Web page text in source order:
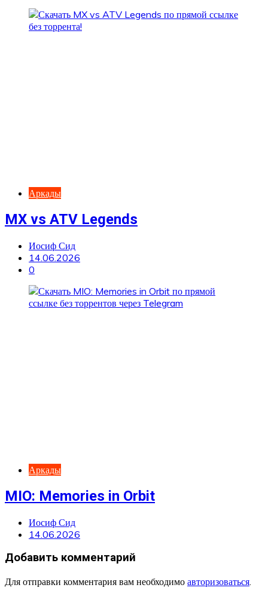
Аркады
MX vs ATV Legends
Иосиф Сид
14.06.2026
0
Аркады
MIO: Memories in Orbit
Иосиф Сид
14.06.2026
Добавить комментарий
Для отправки комментария вам необходимо авторизоваться.